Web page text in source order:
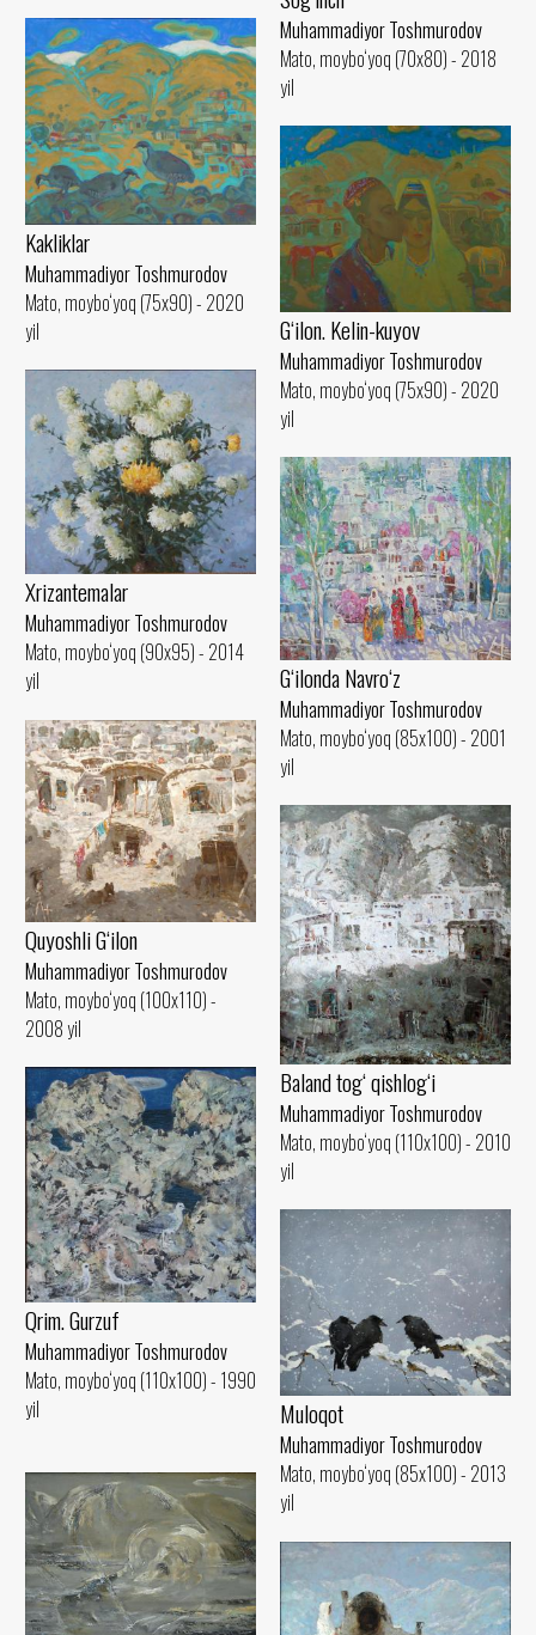
Muhammadiyor Toshmurodov
Mato, moybo‘yoq (70x80) - 2018
yil
Kakliklar
Muhammadiyor Toshmurodov
Mato, moybo‘yoq (75x90) - 2020
yil
G‘ilon. Kelin-kuyov
Muhammadiyor Toshmurodov
Mato, moybo‘yoq (75x90) - 2020
yil
Xrizantemalar
Muhammadiyor Toshmurodov
Mato, moybo‘yoq (90x95) - 2014
yil
G‘ilonda Navro‘z
Muhammadiyor Toshmurodov
Mato, moybo‘yoq (85x100) - 2001
yil
Quyoshli G‘ilon
Muhammadiyor Toshmurodov
Mato, moybo‘yoq (100x110) -
2008 yil
Baland tog‘ qishlog‘i
Muhammadiyor Toshmurodov
Mato, moybo‘yoq (110x100) - 2010
yil
Qrim. Gurzuf
Muhammadiyor Toshmurodov
Mato, moybo‘yoq (110x100) - 1990
yil
Muloqot
Muhammadiyor Toshmurodov
Mato, moybo‘yoq (85x100) - 2013
yil